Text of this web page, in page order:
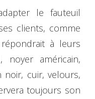
le fauteuil
clients, comme
à leurs
noyer américain,
noir, cuir, velours,
toujours son